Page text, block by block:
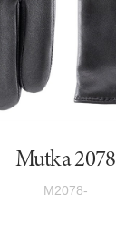
Mutka 2078
M2078-